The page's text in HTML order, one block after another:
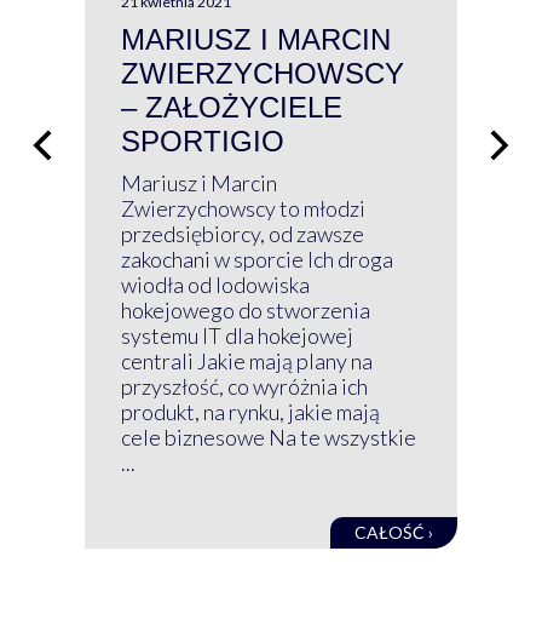
MARIUSZ I MARCIN
ZWIERZYCHOWSCY
– ZAŁOŻYCIELE
SPORTIGIO
Mariusz i Marcin
Zwierzychowscy to młodzi
przedsiębiorcy, od zawsze
zakochani w sporcie Ich droga
wiodła od lodowiska
hokejowego do stworzenia
systemu IT dla hokejowej
centrali Jakie mają plany na
przyszłość, co wyróżnia ich
produkt, na rynku, jakie mają
cele biznesowe Na te wszystkie
...
CAŁOŚĆ ›